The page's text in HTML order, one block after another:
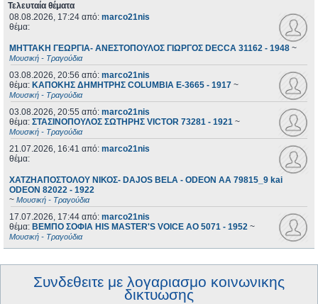
Τελευταία θέματα
08.08.2026, 17:24 από: marco21nis
θέμα:
ΜΗΤΤΑΚΗ ΓΕΩΡΓΙΑ- ΑΝΕΣΤΟΠΟΥΛΟΣ ΓΙΩΡΓΟΣ DECCA 31162 - 1948 ~
Μουσική - Τραγούδια
03.08.2026, 20:56 από: marco21nis
θέμα: ΚΑΠΟΚΗΣ ΔΗΜΗΤΡΗΣ COLUMBIA E-3665 - 1917 ~
Μουσική - Τραγούδια
03.08.2026, 20:55 από: marco21nis
θέμα: ΣΤΑΣΙΝΟΠΟΥΛΟΣ ΣΩΤΗΡΗΣ VICTOR 73281 - 1921 ~
Μουσική - Τραγούδια
21.07.2026, 16:41 από: marco21nis
θέμα:
ΧΑΤΖΗΑΠΟΣΤΟΛΟΥ ΝΙΚΟΣ- DAJOS BELA - ODEON AA 79815_9 kai
ODEON 82022 - 1922
~ Μουσική - Τραγούδια
17.07.2026, 17:44 από: marco21nis
θέμα: ΒΕΜΠΟ ΣΟΦΙΑ HIS MASTER'S VOICE AO 5071 - 1952 ~
Μουσική - Τραγούδια
Συνδεθειτε με λογαριασμο κοινωνικης
δικτυωσης